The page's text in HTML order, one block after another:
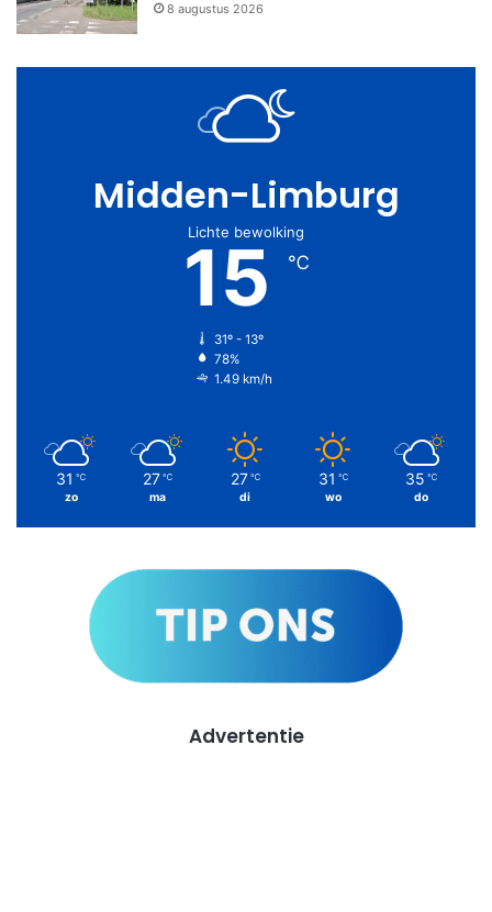
8 augustus 2026
Midden-Limburg
Lichte bewolking
15 ℃
31º - 13º
78%
1.49 km/h
31 ℃
zo
27 ℃
ma
27 ℃
di
31 ℃
wo
35 ℃
do
Advertentie